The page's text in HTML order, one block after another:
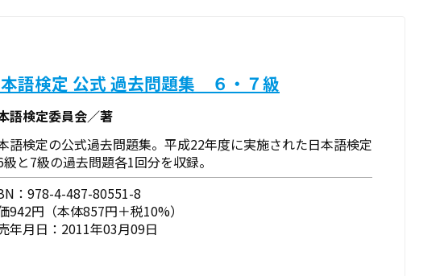
語検定 公式 過去問題集 ６・７級
語検定委員会／著
語検定の公式過去問題集。平成22年度に実施された日本語検定
級と7級の過去問題各1回分を収録。
：978-4-487-80551-8
942円（本体857円＋税10%）
年月日：2011年03月09日